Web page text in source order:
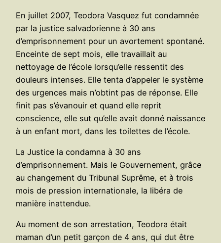
En juillet 2007, Teodora Vasquez fut condamnée
par la justice salvadorienne à 30 ans
d’emprisonnement pour un avortement spontané.
Enceinte de sept mois, elle travaillait au
nettoyage de l’école lorsqu’elle ressentit des
douleurs intenses. Elle tenta d’appeler le système
des urgences mais n’obtint pas de réponse. Elle
finit pas s’évanouir et quand elle reprit
conscience, elle sut qu’elle avait donné naissance
à un enfant mort, dans les toilettes de l’école.
La Justice la condamna à 30 ans
d’emprisonnement. Mais le Gouvernement, grâce
au changement du Tribunal Suprême, et à trois
mois de pression internationale, la libéra de
manière inattendue.
Au moment de son arrestation, Teodora était
maman d’un petit garçon de 4 ans, qui dut être